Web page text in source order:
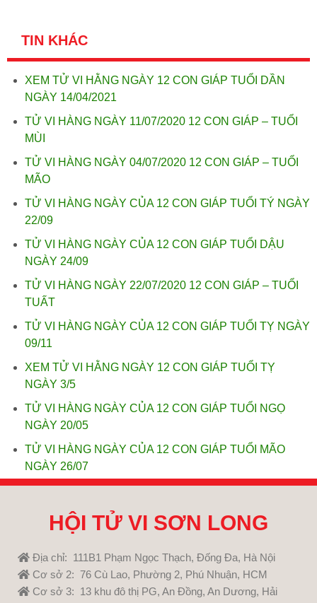
TIN KHÁC
XEM TỬ VI HẰNG NGÀY 12 CON GIÁP TUỔI DẦN
NGÀY 14/04/2021
TỬ VI HÀNG NGÀY 11/07/2020 12 CON GIÁP – TUỔI
MÙI
TỬ VI HÀNG NGÀY 04/07/2020 12 CON GIÁP – TUỔI
MÃO
TỬ VI HÀNG NGÀY CỦA 12 CON GIÁP TUỔI TÝ NGÀY
22/09
TỬ VI HÀNG NGÀY CỦA 12 CON GIÁP TUỔI DẬU
NGÀY 24/09
TỬ VI HÀNG NGÀY 22/07/2020 12 CON GIÁP – TUỔI
TUẤT
TỬ VI HÀNG NGÀY CỦA 12 CON GIÁP TUỔI TỴ NGÀY
09/11
XEM TỬ VI HẰNG NGÀY 12 CON GIÁP TUỔI TỴ
NGÀY 3/5
TỬ VI HÀNG NGÀY CỦA 12 CON GIÁP TUỔI NGỌ
NGÀY 20/05
TỬ VI HÀNG NGÀY CỦA 12 CON GIÁP TUỔI MÃO
NGÀY 26/07
HỘI TỬ VI SƠN LONG
Địa chỉ: 111B1 Phạm Ngọc Thạch, Đống Đa, Hà Nội
Cơ sở 2: 76 Cù Lao, Phường 2, Phú Nhuận, HCM
Cơ sở 3: 13 khu đô thị PG, An Đồng, An Dương, Hải